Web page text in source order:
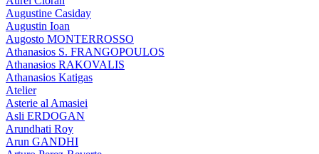
Augustine Casiday
Augustin Ioan
Augosto MONTERROSSO
Athanasios S. FRANGOPOULOS
Athanasios RAKOVALIS
Athanasios Katigas
Atelier
Asterie al Amasiei
Asli ERDOGAN
Arundhati Roy
Arun GANDHI